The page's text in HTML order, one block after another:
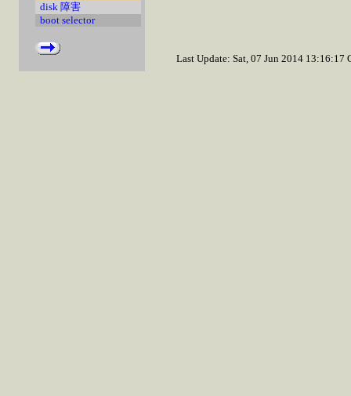
disk 障害
boot selector
Last Update: Sat, 07 Jun 2014 13:16:17